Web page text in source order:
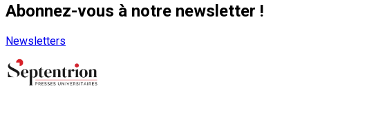
Abonnez-vous à notre newsletter !
Newsletters